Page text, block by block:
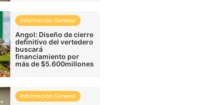
Información General
Angol: Diseño de cierre
definitivo del vertedero
buscará
financiamiento por
más de $5.600millones
Información General